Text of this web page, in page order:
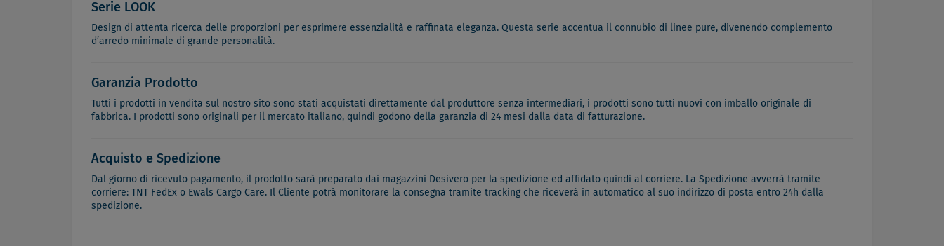
Serie LOOK
Design di attenta ricerca delle proporzioni per esprimere essenzialità e raffinata eleganza. Questa serie accentua il connubio di linee pure, divenendo complemento
d’arredo minimale di grande personalità.
Garanzia Prodotto
Tutti i prodotti in vendita sul nostro sito sono stati acquistati direttamente dal produttore senza intermediari, i prodotti sono tutti nuovi con imballo originale di
fabbrica. I prodotti sono originali per il mercato italiano, quindi godono della garanzia di 24 mesi dalla data di fatturazione.
Acquisto e Spedizione
Dal giorno di ricevuto pagamento, il prodotto sarà preparato dai magazzini Desivero per la spedizione ed affidato quindi al corriere. La Spedizione avverrà tramite
corriere: TNT FedEx o Ewals Cargo Care. Il Cliente potrà monitorare la consegna tramite tracking che riceverà in automatico al suo indirizzo di posta entro 24h dalla
spedizione.